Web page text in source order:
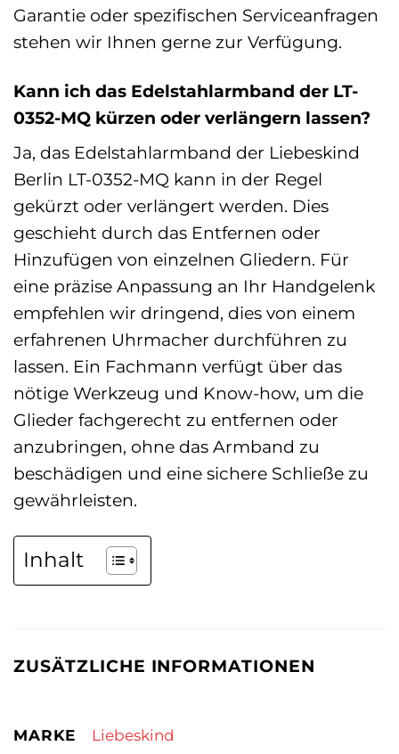
Garantie oder spezifischen Serviceanfragen
stehen wir Ihnen gerne zur Verfügung.
Kann ich das Edelstahlarmband der LT-
0352-MQ kürzen oder verlängern lassen?
Ja, das Edelstahlarmband der Liebeskind
Berlin LT-0352-MQ kann in der Regel
gekürzt oder verlängert werden. Dies
geschieht durch das Entfernen oder
Hinzufügen von einzelnen Gliedern. Für
eine präzise Anpassung an Ihr Handgelenk
empfehlen wir dringend, dies von einem
erfahrenen Uhrmacher durchführen zu
lassen. Ein Fachmann verfügt über das
nötige Werkzeug und Know-how, um die
Glieder fachgerecht zu entfernen oder
anzubringen, ohne das Armband zu
beschädigen und eine sichere Schließe zu
gewährleisten.
Inhalt
ZUSÄTZLICHE INFORMATIONEN
MARKE Liebeskind